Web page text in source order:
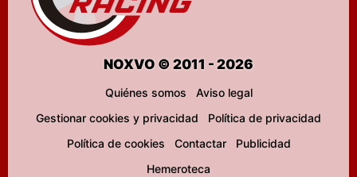
NOXVO © 2011 - 2026
Quiénes somos
Aviso legal
Gestionar cookies y privacidad
Política de privacidad
Política de cookies
Contactar
Publicidad
Hemeroteca